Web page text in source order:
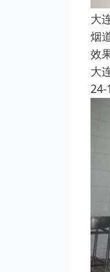
大
烟
效
大
24-